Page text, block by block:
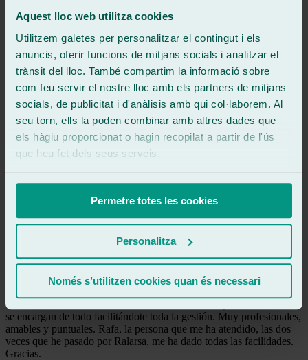
Aquest lloc web utilitza cookies
Utilitzem galetes per personalitzar el contingut i els
anuncis, oferir funcions de mitjans socials i analitzar el
trànsit del lloc. També compartim la informació sobre
com feu servir el nostre lloc amb els partners de mitjans
socials, de publicitat i d'anàlisis amb qui col·laborem. Al
seu torn, ells la poden combinar amb altres dades que
els hàgiu proporcionat o hagin recopilat a partir de l'ús
que heu fet dels seus serveis.
Permetre totes les cookies
Personalitza
Només s’utilitzen cookies quan és necessari
Un trato de lujo por parte de Ariel. Rápido , eficiente y todo
perfecto. En menos de media hora tenía la luna cambiada y listo para
seguir con mi jornada. Todo fueron facilidades, grandes
profesionales.
Veure ressenya
rcj
Ressenya de
Google
/5· Fa 6 mesos
Veure ressenya
Muy amables desde el principio, trabajadores y agradables.
Veure ressenya
Ressenya de
Google
/5· Fa 6 mesos
Veure ressenya
Un autentico acierto. El cambio de luna ha sido supersencillo. Ellos
se encargan de todo facilitándote toda la gestión. Muy profesionales,
amables y puntuales. Rafa, la persona que me ha atendido, las dos
veces que he pasado por Ralarsa, me ha dado todas las facilidades.
Gracias.